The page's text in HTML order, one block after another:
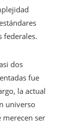
federales.
dos
fue
la actual
universo
ser